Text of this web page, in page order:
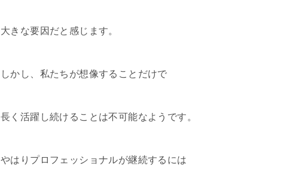
大きな要因だと感じます。
しかし、私たちが想像することだけで
長く活躍し続けることは不可能なようです。
やはりプロフェッショナルが継続するには